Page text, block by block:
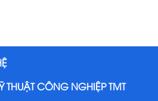
THUẬT CÔNG NGHIỆP TMT